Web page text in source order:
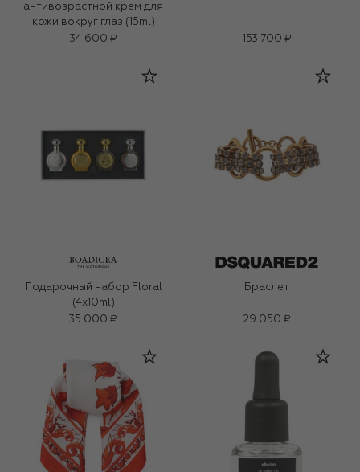
антивозрастной крем для
кожи вокруг глаз (15ml)
34 600 ₽
153 700 ₽
Подарочный набор Floral
(4x10ml)
35 000 ₽
Браслет
29 050 ₽